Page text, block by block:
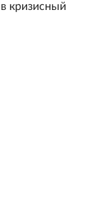
кризисный